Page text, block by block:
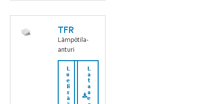
TFR
Lämpötila-
anturi
L
u
e
li
s
ä
L
a
t
a
a
e